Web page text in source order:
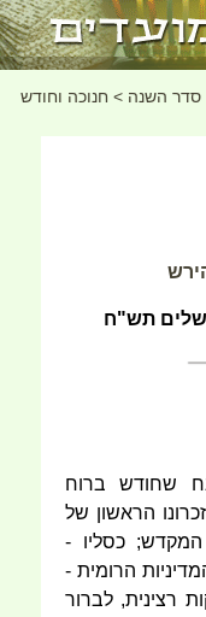
סדר השנה > חנוכה וחודש
תש"ח
שחודש ברוח
הראשון של
כסליו -
הרומית -
רצינית, לברור